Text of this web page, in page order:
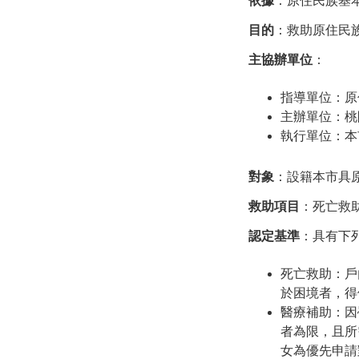
目的 ：救助原住民
主協辦單位 ：
指導單位：
主辦單位：
執行單位：
對象 ：設籍本市
救助項目 ：死亡救
認定基準 ：具有
死亡救助：
於困境者，
醫療補助：
者為限，且
女為優先申